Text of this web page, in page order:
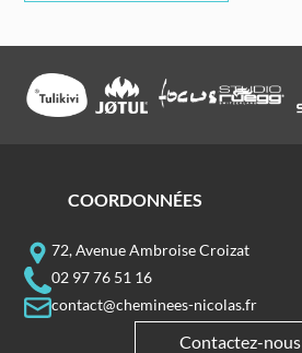
COORDONNÉES
72, Avenue Ambroise Croizat
02 97 76 51 16
contact@cheminees-nicolas.fr
Contactez-nous